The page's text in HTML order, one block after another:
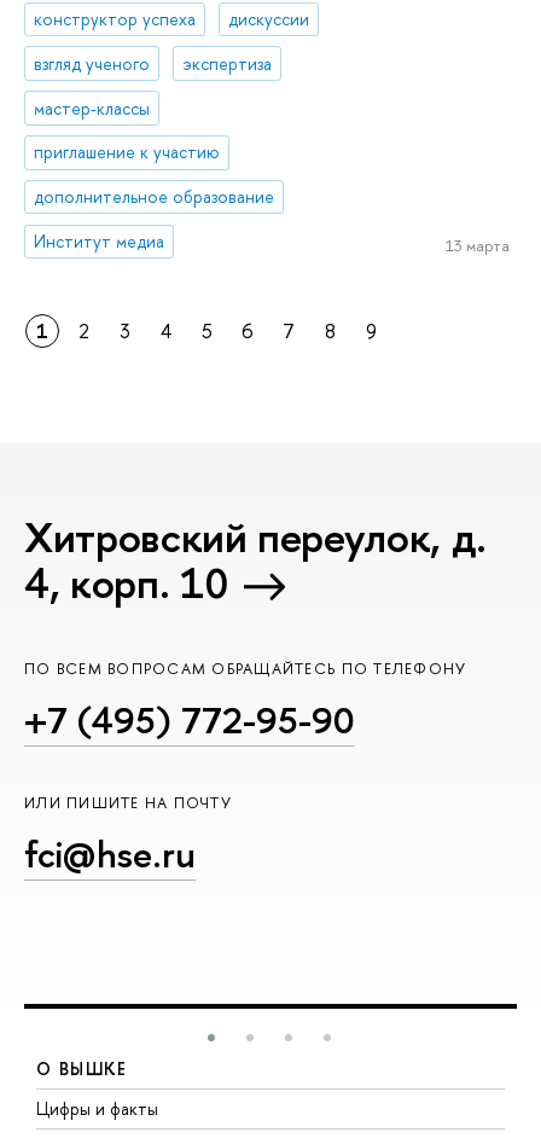
конструктор успеха
дискуссии
взгляд ученого
экспертиза
мастер-классы
приглашение к участию
дополнительное образование
Институт медиа
13 марта
1 2 3 4 5 6 7 8 9
Хитровский переулок, д.
4, корп. 10
ПО ВСЕМ ВОПРОСАМ ОБРАЩАЙТЕСЬ ПО ТЕЛЕФОНУ
+7 (495) 772-95-90
ИЛИ ПИШИТЕ НА ПОЧТУ
fci@hse.ru
О ВЫШКЕ
Цифры и факты